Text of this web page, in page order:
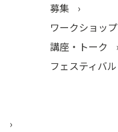
募集
ワークショップ
講座・トーク
フェスティバル